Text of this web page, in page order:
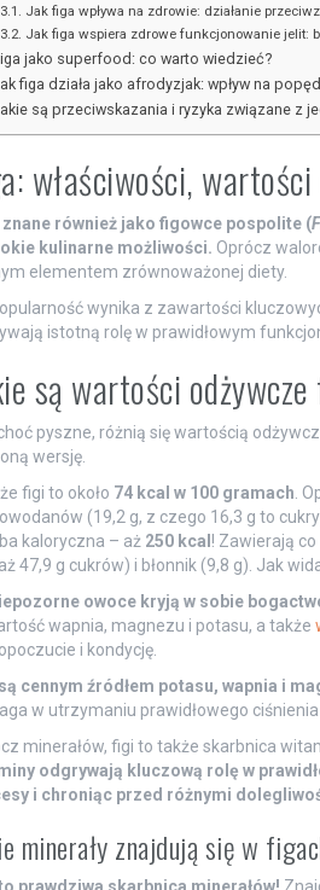
Jak figa wpływa na zdrowie: działanie
Jak figa wspiera zdrowe funkcjonowanie jelit:
jako superfood: co warto wiedzieć?
figa działa jako afrodyzjak: wpływ na
są przeciwskazania i ryzyka związane z
właściwości,
znane również jako figowce pospolite (
kulinarne możliwości. Oprócz
elementem zrównoważonej diety.
wynika z zawartości
istotną rolę w prawidłowym
są wartości
pyszne, różnią się wartością
wersję.
figi to około 74 kcal w 100 gramach .
(19,2 g, z czego 16,3 g to
kaloryczna – aż 250 kcal ! Zawierają
47,9 g cukrów) i błonnik (9,8 g). Jak
owoce kryją w sobie
wapnia, magnezu i potasu, a także
i kondycję.
cennym źródłem potasu, wapnia i
w utrzymaniu prawidłowego
minerałów, figi to także skarbnica
odgrywają kluczową rolę w
i chroniąc przed różnymi
minerały znajdują się w